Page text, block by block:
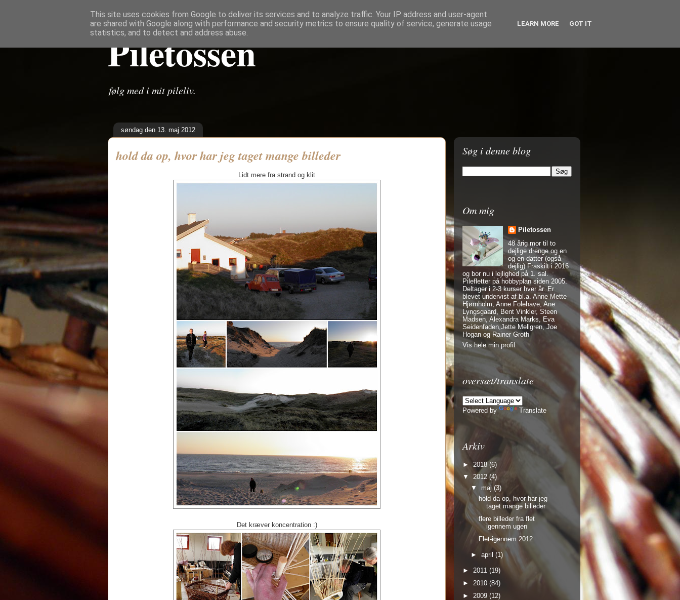
Piletossen
følg med i mit pileliv.
søndag den 13. maj 2012
hold da op, hvor har jeg taget mange billeder
Lidt mere fra strand og klit
Det kræver koncentration :)
Søg i denne blog
Om mig
Piletossen
48 årig mor til to
dejlige drenge og en
og en datter (også
dejlig) Fraskilt i 2016
og bor nu i lejlighed på 1. sal.
Pilefletter på hobbyplan siden 2005.
Deltager i 2-3 kurser hver år. Er
blevet undervist af bl.a. Anne Mette
Hjørnholm, Anne Folehave, Ane
Lyngsgaard, Bent Vinkler, Steen
Madsen, Alexandra Marks, Eva
Seidenfaden,Jette Mellgren, Joe
Hogan og Rainer Groth
Vis hele min profil
oversæt/translate
Powered by Translate
Arkiv
► 2018 (6)
▼ 2012 (4)
▼ maj (3)
hold da op, hvor har jeg
taget mange billeder
flere billeder fra flet
igennem ugen
Flet-igennem 2012
► april (1)
► 2011 (19)
► 2010 (84)
► 2009 (12)
This site uses cookies from Google to deliver its services and to analyze traffic. Your IP address and user-agent
are shared with Google along with performance and security metrics to ensure quality of service, generate usage
statistics, and to detect and address abuse.
LEARN MORE GOT IT